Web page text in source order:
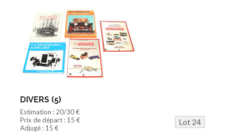
DIVERS (5)
Estimation : 20/30 €
Prix de départ : 15 €
Lot 24
Adjugé : 15 €